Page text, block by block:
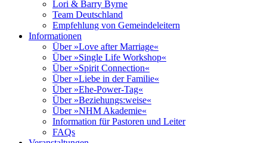
Lori & Barry Byrne
Team Deutschland
Empfehlung von Gemeindeleitern
Informationen
Über »Love after Marriage«
Über »Single Life Workshop«
Über »Spirit Connection«
Über »Liebe in der Familie«
Über »Ehe-Power-Tag«
Über »Beziehungs:weise«
Über »NHM Akademie«
Information für Pastoren und Leiter
FAQs